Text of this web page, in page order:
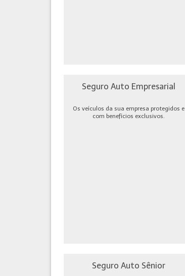
Seguro Auto Empresarial
Os veículos da sua empresa protegidos e
com benefícios exclusivos.
Seguro Auto Sênior